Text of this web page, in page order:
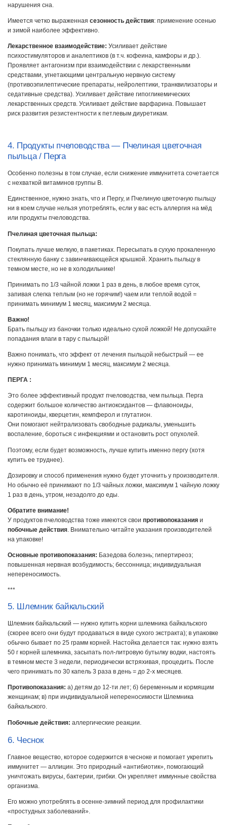
нарушения сна.
Имеется четко выраженная сезонность действия: применение осенью
и зимой наиболее эффективно.
Лекарственное взаимодействие: Усиливает действие
психостимуляторов и аналептиков (в т.ч. кофеина, камфоры и др.).
Проявляет антагонизм при взаимодействии с лекарственными
средствами, угнетающими центральную нервную систему
(противоэпилептические препараты, нейролептики, транквилизаторы и
седативные средства). Усиливает действие гипогликемических
лекарственных средств. Усиливает действие варфарина. Повышает
риск развития резистентности к петлевым диуретикам.
4. Продукты пчеловодства — Пчелиная цветочная
пыльца / Перга
Особенно полезны в том случае, если снижение иммунитета сочетается
с нехваткой витаминов группы В.
Единственное, нужно знать, что и Пергу, и Пчелиную цветочную пыльцу
ни в коем случае нельзя употреблять, если у вас есть аллергия на мёд
или продукты пчеловодства.
Пчелиная цветочная пыльца:
Покупать лучше мелкую, в пакетиках. Пересыпать в сухую прокаленную
стеклянную банку с завинчивающейся крышкой. Хранить пыльцу в
темном месте, но не в холодильнике!
Принимать по 1/3 чайной ложки 1 раз в день, в любое время суток,
запивая слегка теплым (но не горячим!) чаем или теплой водой =
принимать минимум 1 месяц, максимум 2 месяца.
Важно!
Брать пыльцу из баночки только идеально сухой ложкой! Не допускайте
попадания влаги в тару с пыльцой!
Важно понимать, что эффект от лечения пыльцой небыстрый — ее
нужно принимать минимум 1 месяц, максимум 2 месяца.
ПЕРГА :
Это более эффективный продукт пчеловодства, чем пыльца. Перга
содержит большое количество антиоксидантов — флавоноиды,
каротиноиды, кверцетин, кемпферол и глутатион.
Они помогают нейтрализовать свободные радикалы, уменьшить
воспаление, бороться с инфекциями и остановить рост опухолей.
Поэтому, если будет возможность, лучше купить именно пергу (хотя
купить ее труднее).
Дозировку и способ применения нужно будет уточнить у производителя.
Но обычно её принимают по 1/3 чайных ложки, максимум 1 чайную ложку
1 раз в день, утром, незадолго до еды.
Обратите внимание!
У продуктов пчеловодства тоже имеются свои противопоказания и
побочные действия. Внимательно читайте указания производителей
на упаковке!
Основные противопоказания: Базедова болезнь; гипертиреоз;
повышенная нервная возбудимость; бессонница; индивидуальная
непереносимость.
***
5. Шлемник байкальский
Шлемник байкальский — нужно купить корни шлемника байкальского
(скорее всего они будут продаваться в виде сухого экстракта); в упаковке
обычно бывает по 25 грамм корней. Настойка делается так: нужно взять
50 г корней шлемника, засыпать пол-литровую бутылку водки, настоять
в темном месте 3 недели, периодически встряхивая, процедить. После
чего принимать по 30 капель 3 раза в день = до 2-х месяцев.
Противопоказания: а) детям до 12-ти лет; б) беременным и кормящим
женщинам; в) при индивидуальной непереносимости Шлемника
байкальского.
Побочные действия: аллергические реакции.
6. Чеснок
Главное вещество, которое содержится в чесноке и помогает укрепить
иммунитет — аллицин. Это природный «антибиотик», помогающий
уничтожать вирусы, бактерии, грибки. Он укрепляет иммунные свойства
организма.
Его можно употреблять в осенне-зимний период для профилактики
«простудных заболеваний».